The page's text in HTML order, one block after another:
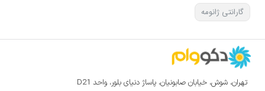
گارانتی ژانومه
تهران، شوش، خیابان صابونیان، پاساژ دنیای بلور، واحد D21